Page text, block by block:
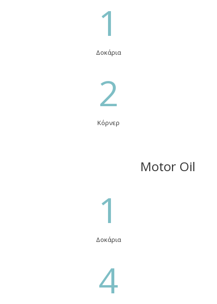
1
Δοκάρια
2
Κόρνερ
Motor Oil
1
Δοκάρια
4